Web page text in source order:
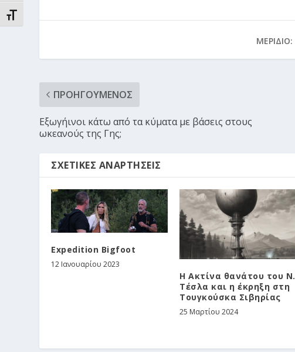
ΕΝΑΛΛΑΓΉ ΜΕΓΈΘΟΥΣ ΓΡΑΜΜΆΤΩΝ
ΜΕΡΊΔΙΟ:
ΠΡΟΗΓΟΎΜΕΝΟΣ
Εξωγήινοι κάτω από τα κύματα με βάσεις στους
ωκεανούς της Γης;
ΣΧΕΤΙΚΈΣ ΑΝΑΡΤΉΣΕΙΣ
Expedition Bigfoot
12 Ιανουαρίου 2023
Η Ακτίνα θανάτου του Ν.
Τέσλα και η έκρηξη στη
Τουγκούσκα Σιβηρίας
25 Μαρτίου 2024